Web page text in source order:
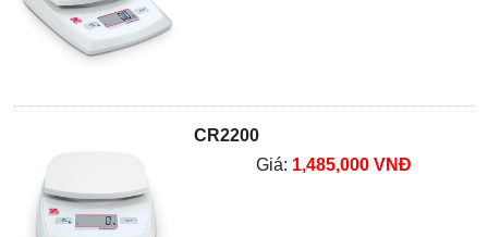
CR2200
Giá: 1,485,000 VNĐ